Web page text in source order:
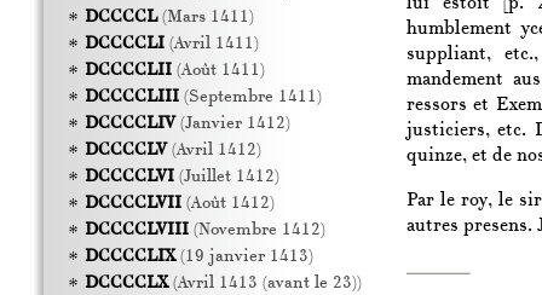
humblement
suppliant,
mandement
ressors et
justiciers, etc.
quinze, et de
Par le roy, le
autres presens.
DCCCCL(Mars 1411)
DCCCCLI(Avril 1411)
DCCCCLII(Août 1411)
DCCCCLIII(Septembre 1411)
DCCCCLIV(Janvier 1412)
DCCCCLV(Avril 1412)
DCCCCLVI(Juillet 1412)
DCCCCLVII(Août 1412)
DCCCCLVIII(Novembre 1412)
DCCCCLIX(19 janvier 1413)
DCCCCLX(Avril 1413 (avant le 23))